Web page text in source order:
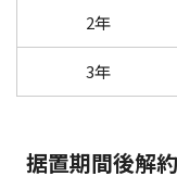
2年
3年
据置期間後解